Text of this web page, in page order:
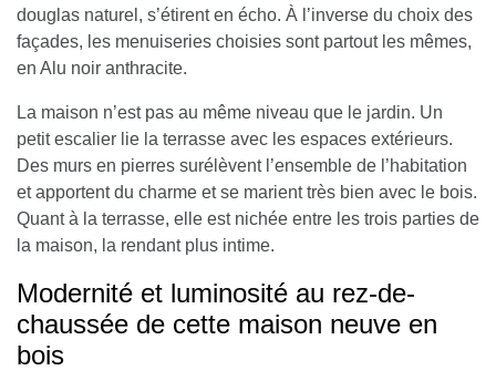
douglas naturel, s’étirent en écho. À l’inverse du choix des
façades, les menuiseries choisies sont partout les mêmes,
en Alu noir anthracite.
La maison n’est pas au même niveau que le jardin. Un
petit escalier lie la terrasse avec les espaces extérieurs.
Des murs en pierres surélèvent l’ensemble de l’habitation
et apportent du charme et se marient très bien avec le bois.
Quant à la terrasse, elle est nichée entre les trois parties de
la maison, la rendant plus intime.
Modernité et luminosité au rez-de-
chaussée de cette maison neuve en
bois